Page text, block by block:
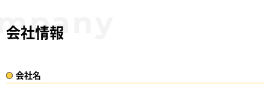
会社情報
会社名​